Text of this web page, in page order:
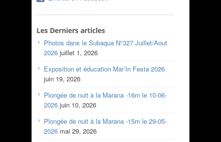
Les Derniers articles
Photos dans le Subaqua N°327 Juillet/Aout
2026 juillet 1, 2026
Exposition et éducation Mar’In Festa 2026
juin 19, 2026
Plongée de nuit à la Marana -16m le 10-06-
2026 juin 10, 2026
Plongée de nuit à la Marana -15m le 29-05-
2026 mai 29, 2026